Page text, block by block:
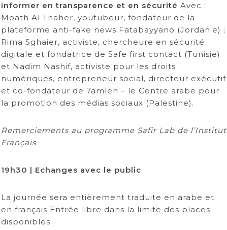
informer en transparence et en sécurité Avec :
Moath Al Thaher, youtubeur, fondateur de la
plateforme anti-fake news Fatabayyano (Jordanie) ;
Rima Sghaier, activiste, chercheure en sécurité
digitale et fondatrice de Safe first contact (Tunisie)
et Nadim Nashif, activiste pour les droits
numériques, entrepreneur social, directeur exécutif
et co-fondateur de 7amleh – le Centre arabe pour
la promotion des médias sociaux (Palestine).
Remerciements au programme Safir Lab de l’Institut
Français
19h30 | Echanges avec le public
La journée sera entièrement traduite en arabe et
en français Entrée libre dans la limite des places
disponibles